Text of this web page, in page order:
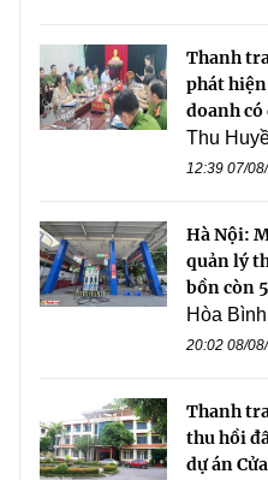
Thanh
phát
doanh
Thu
12:39 07/
Hà Nội:
quản lý
bồn còn
Hòa Bình
20:02 08/
Thanh
thu hồi
dự án